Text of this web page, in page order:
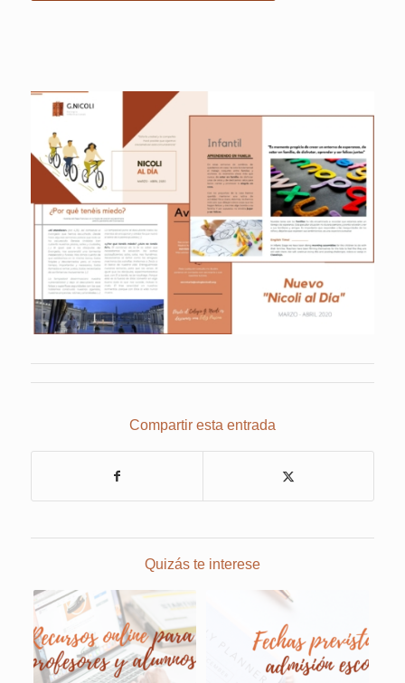
Compartir esta entrada
Quizás te interese